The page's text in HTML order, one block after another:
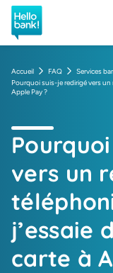
Hello bank! la
Accueil FAQ
Services
Pourquoi suis-je redirigé vers
Apple Pay ?
vers un
j’essaie
carte à